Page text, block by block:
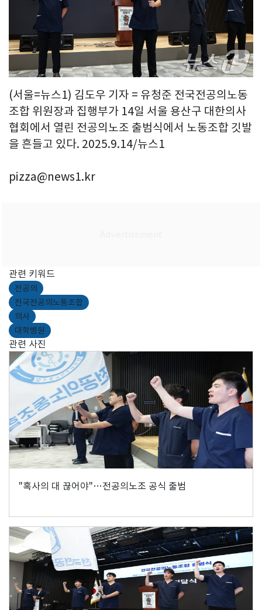
(서울=뉴스1) 김도우 기자 = 유청준 전국전공의노동
조합 위원장과 집행부가 14일 서울 용산구 대한의사
협회에서 열린 전공의노조 출범식에서 노동조합 깃발
을 흔들고 있다. 2025.9.14/뉴스1
pizza@news1.kr
관련 키워드
전공의
전국전공의노동조합
의사
대학병원
관련 사진
"혹사의 대 끊어야"…전공의노조 공식 출범